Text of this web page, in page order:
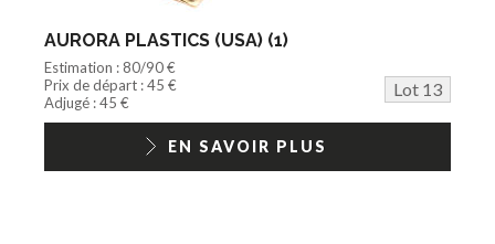
AURORA PLASTICS (USA) (1)
Estimation : 80/90 €
Prix de départ : 45 €
Lot 13
Adjugé : 45 €
EN SAVOIR PLUS